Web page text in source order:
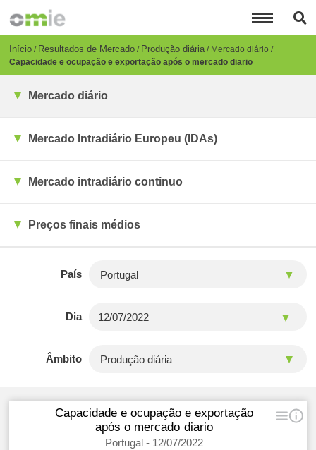
para
conteúdo
principal
Breadcrumb
Início Resultados de Mercado Produção diária Mercado diário
Capacidade e ocupação e exportação após o mercado diario
Mercado diário
Mercado Intradiário Europeu (IDAs)
Mercado intradiário continuo
Preços finais médios
País
Dia
Âmbito
Capacidade e ocupação e exportação
após o mercado diario
Portugal - 12/07/2022